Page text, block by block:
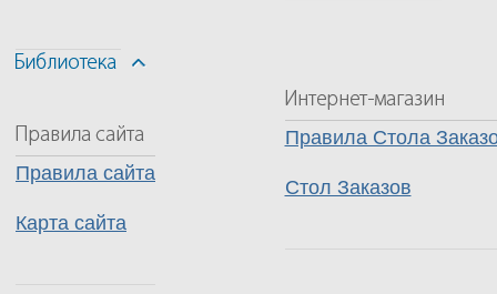
Правила Стола
Стол Заказов
Правила сайта
Карта сайта